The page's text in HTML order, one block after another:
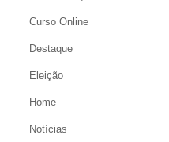
Curso Online
Destaque
Eleição
Home
Notícias